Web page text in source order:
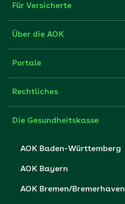
Für Versicherte
Formulare und Anträge
FAQ
Websitenutzung
Über die AOK
Struktur & Verwaltung
Partner der AOK
Portale
Fachportal für Arbeitgeber
Presse- und Politikportal
Vertriebspartner-Service
Rechtliches
Impressum
Die Gesundheitskasse
AOK Baden-Württemberg
AOK Bayern
AOK Bremen/Bremerhaven